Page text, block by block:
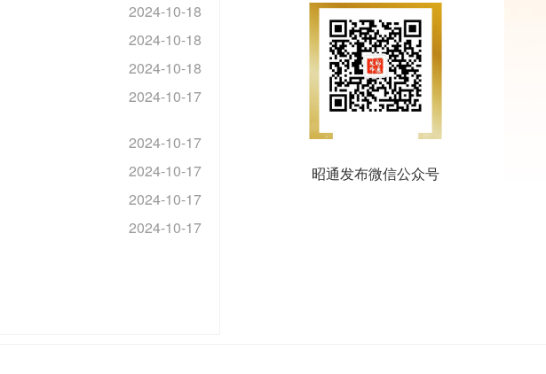
2024-10-18
2024-10-18
2024-10-18
2024-10-17
2024-10-17
2024-10-17
2024-10-17
2024-10-17
昭通发布微信公众号